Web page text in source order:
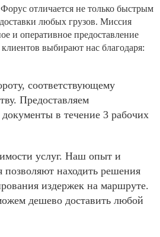
отличается не только быстрым
любых грузов. Миссия
и оперативное предоставление
выбирают нас благодаря:
соответствующему
Предоставляем
в течение 3 рабочих
услуг. Наш опыт и
позволяют находить решения
издержек на маршруте.
дешево доставить любой